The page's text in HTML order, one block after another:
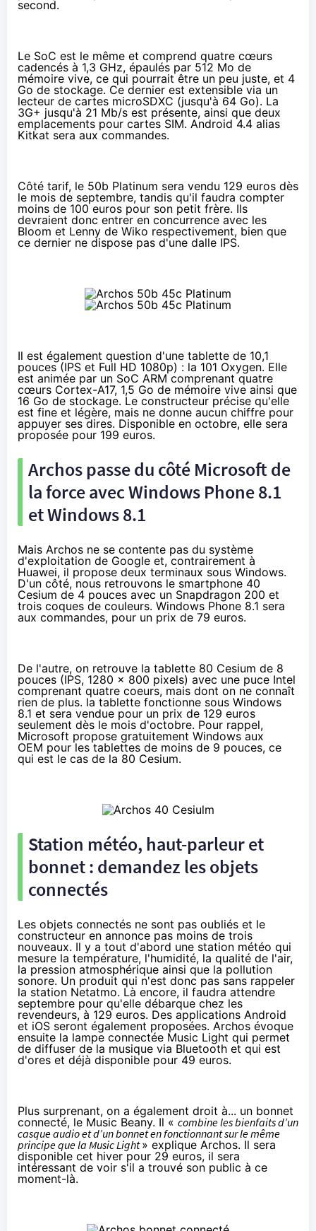
second.
Le SoC est le même et comprend quatre cœurs
cadencés à 1,3 GHz, épaulés par 512 Mo de
mémoire vive, ce qui pourrait être un peu juste, et 4
Go de stockage. Ce dernier est extensible via un
lecteur de cartes microSDXC (jusqu'à 64 Go). La
3G+ jusqu'à 21 Mb/s est présente, ainsi que deux
emplacements pour cartes SIM. Android 4.4 alias
Kitkat sera aux commandes.
Côté tarif, le 50b Platinum sera vendu 129 euros dès
le mois de septembre, tandis qu'il faudra compter
moins de 100 euros pour son petit frère. Ils
devraient donc entrer en concurrence avec les
Bloom et Lenny de Wiko respectivement, bien que
ce dernier ne dispose pas d'une dalle IPS.
Il est également question d'une tablette de 10,1
pouces (IPS et Full HD 1080p) : la 101 Oxygen. Elle
est animée par un SoC ARM comprenant quatre
cœurs Cortex-A17, 1,5 Go de mémoire vive ainsi que
16 Go de stockage. Le constructeur précise qu'elle
est fine et légère, mais ne donne aucun chiffre pour
appuyer ses dires. Disponible en octobre, elle sera
proposée pour 199 euros.
Archos passe du côté Microsoft de
la force avecWindows Phone 8.1
etWindows 8.1
Mais Archos ne se contente pas du système
d'exploitation de Google et,contrairement à
Huawei, il propose deux terminaux sous Windows.
D'un côté, nous retrouvons le smartphone 40
Cesium de 4 pouces avec un Snapdragon 200 et
trois coques de couleurs. Windows Phone 8.1 sera
aux commandes, pour un prix de 79 euros.
De l'autre, on retrouve la tablette 80 Cesium de 8
pouces (IPS, 1280 x 800 pixels) avec une puce Intel
comprenant quatre coeurs, mais dont on ne connaît
rien de plus. la tablette fonctionne sous Windows
8.1 et sera vendue pour un prix de 129 euros
seulement dès le mois d'octobre. Pour rappel,
Microsoft propose gratuitement Windows aux
OEM pour lestablettes de moins de 9 pouces, ce
qui est le cas de la 80 Cesium.
Station météo, haut-parleur et
bonnet : demandez lesobjets
connectés
Les objets connectés ne sont pas oubliés et le
constructeur en annonce pas moins de trois
nouveaux. Il y a tout d'abord une station météo qui
mesure la température, l'humidité, la qualité de l'air,
la pression atmosphérique ainsi que la pollution
sonore. Un produit qui n'est donc pas sans rappeler
la station Netatmo. Là encore, il faudra attendre
septembre pour qu'elle débarque chez les
revendeurs, à 129 euros. Des applications Android
et iOS seront également proposées. Archos évoque
ensuite la lampe connectée Music Light qui permet
de diffuser de la musique via Bluetooth et qui est
d'ores et déjà disponible pour 49 euros.
Plus surprenant, on a également droit à... un bonnet
connecté, le Music Beany. Il « combine les bienfaits d’un
casque audio et d’un bonnet en fonctionnant sur le même
principe que la Music Light» explique Archos. Il sera
disponible cet hiver pour 29 euros, il sera
intéressant de voir s'il a trouvé son public à ce
moment-là.